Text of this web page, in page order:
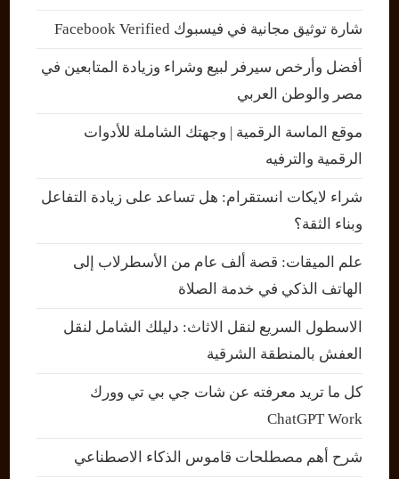
شارة توثيق مجانية في فيسبوك Facebook Verified
أفضل وأرخص سيرفر لبيع وشراء وزيادة المتابعين في
مصر والوطن العربي
موقع الماسة الرقمية | وجهتك الشاملة للأدوات
الرقمية والترفيه
شراء لايكات انستقرام: هل تساعد على زيادة التفاعل
وبناء الثقة؟
علم الميقات: قصة ألف عام من الأسطرلاب إلى
الهاتف الذكي في خدمة الصلاة
الاسطول السريع لنقل الاثاث: دليلك الشامل لنقل
العفش بالمنطقة الشرقية
كل ما تريد معرفته عن شات جي بي تي وورك
ChatGPT Work
شرح أهم مصطلحات قاموس الذكاء الاصطناعي